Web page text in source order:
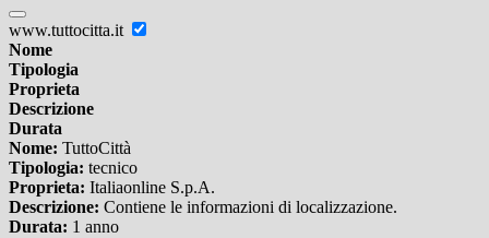
www.tuttocitta.it
Nome
Tipologia
Proprieta
Descrizione
Durata
Nome: TuttoCittà
Tipologia: tecnico
Proprieta: Italiaonline S.p.A.
Descrizione: Contiene le informazioni di localizzazione.
Durata: 1 anno